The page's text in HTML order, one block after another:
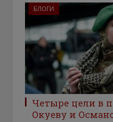
БЛОГИ
Четыре цели в
Окуеву и